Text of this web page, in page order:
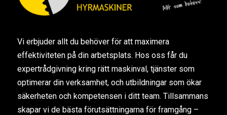
Vi erbjuder allt du behöver för att maximera
effektiviteten på din arbetsplats. Hos oss får du
expertrådgivning kring rätt maskinval, tjänster som
optimerar din verksamhet, och utbildningar som ökar
säkerheten och kompetensen i ditt team. Tillsammans
skapar vi de bästa förutsättningarna för framgång –